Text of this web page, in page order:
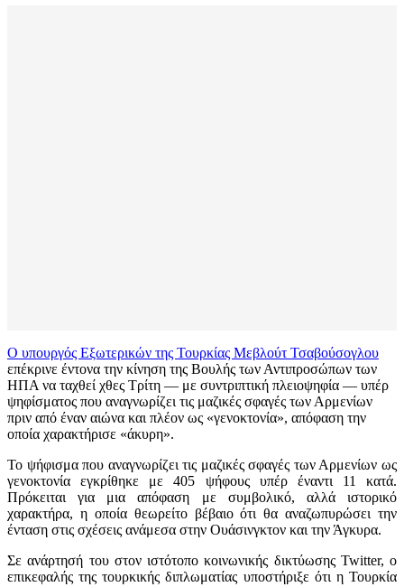
Ο υπουργός Εξωτερικών της Τουρκίας Μεβλούτ Τσαβούσογλου
επέκρινε έντονα την κίνηση της Βουλής των Αντιπροσώπων των
ΗΠΑ να ταχθεί χθες Τρίτη — με συντριπτική πλειοψηφία — υπέρ
ψηφίσματος που αναγνωρίζει τις μαζικές σφαγές των Αρμενίων
πριν από έναν αιώνα και πλέον ως «γενοκτονία», απόφαση την
οποία χαρακτήρισε «άκυρη».
Το ψήφισμα που αναγνωρίζει τις μαζικές σφαγές των Αρμενίων ως
γενοκτονία εγκρίθηκε με 405 ψήφους υπέρ έναντι 11 κατά.
Πρόκειται για μια απόφαση με συμβολικό, αλλά ιστορικό
χαρακτήρα, η οποία θεωρείτο βέβαιο ότι θα αναζωπυρώσει την
ένταση στις σχέσεις ανάμεσα στην Ουάσινγκτον και την Άγκυρα.
Σε ανάρτησή του στον ιστότοπο κοινωνικής δικτύωσης Twitter, ο
επικεφαλής της τουρκικής διπλωματίας υποστήριξε ότι η Τουρκία